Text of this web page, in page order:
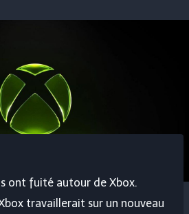
ont fuité autour de Xbox.
travaillerait sur un nouveau